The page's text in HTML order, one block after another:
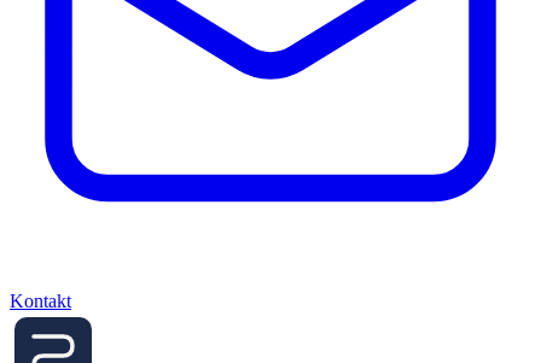
Kontakt